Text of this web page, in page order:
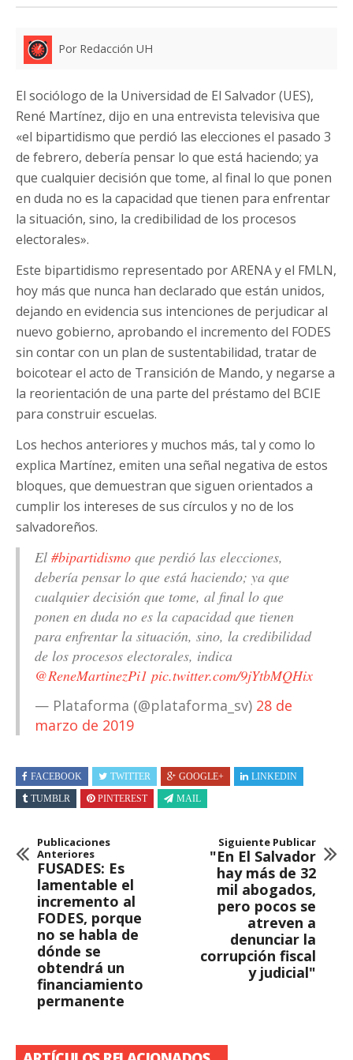
Por Redacción UH
El sociólogo de la Universidad de El Salvador (UES),
René Martínez, dijo en una entrevista televisiva que
«el bipartidismo que perdió las elecciones el pasado 3
de febrero, debería pensar lo que está haciendo; ya
que cualquier decisión que tome, al final lo que ponen
en duda no es la capacidad que tienen para enfrentar
la situación, sino, la credibilidad de los procesos
electorales».
Este bipartidismo representado por ARENA y el FMLN,
hoy más que nunca han declarado que están unidos,
dejando en evidencia sus intenciones de perjudicar al
nuevo gobierno, aprobando el incremento del FODES
sin contar con un plan de sustentabilidad, tratar de
boicotear el acto de Transición de Mando, y negarse a
la reorientación de una parte del préstamo del BCIE
para construir escuelas.
Los hechos anteriores y muchos más, tal y como lo
explica Martínez, emiten una señal negativa de estos
bloques, que demuestran que siguen orientados a
cumplir los intereses de sus círculos y no de los
salvadoreños.
El #bipartidismo que perdió las elecciones,
debería pensar lo que está haciendo; ya que
cualquier decisión que tome, al final lo que
ponen en duda no es la capacidad que tienen
para enfrentar la situación, sino, la credibilidad
de los procesos electorales, indica
@ReneMartinezPi1 pic.twitter.com/9jYtbMQHix
— Plataforma (@plataforma_sv) 28 de
marzo de 2019
FACEBOOK TWITTER GOOGLE+
LINKEDIN
TUMBLR
PINTEREST MAIL
Publicaciones
Anteriores
FUSADES: Es
lamentable el
incremento al
FODES, porque
no se habla de
dónde se
obtendrá un
financiamiento
permanente
Siguiente Publicar
"En El Salvador
hay más de 32
mil abogados,
pero pocos se
atreven a
denunciar la
corrupción fiscal
y judicial"